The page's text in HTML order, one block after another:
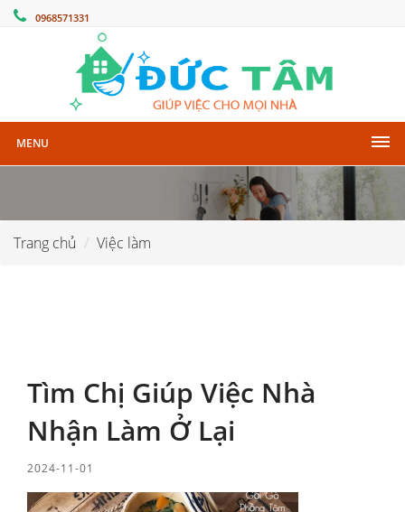
0968571331
MENU
Trang chủ Việc làm
Tìm Chị Giúp Việc Nhà
Nhận Làm Ở Lại
2024-11-01